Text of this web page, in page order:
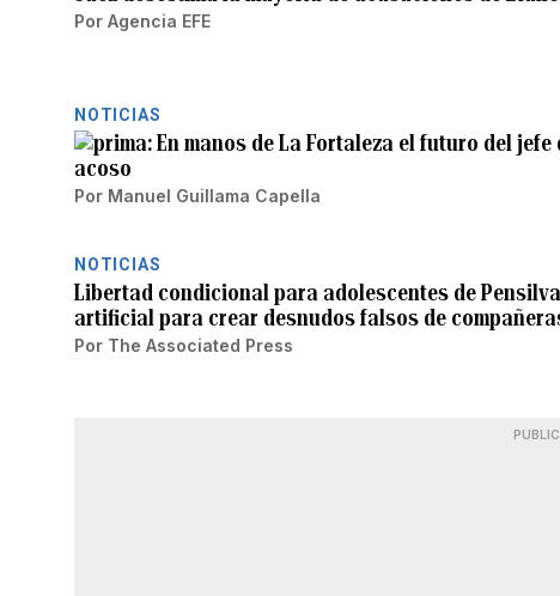
Por Agencia EFE
NOTICIAS
En manos de La Fortaleza el futuro del
acoso
Por Manuel Guillama Capella
NOTICIAS
Libertad condicional para adolescentes de
artificial para crear desnudos falsos de
Por The Associated Press